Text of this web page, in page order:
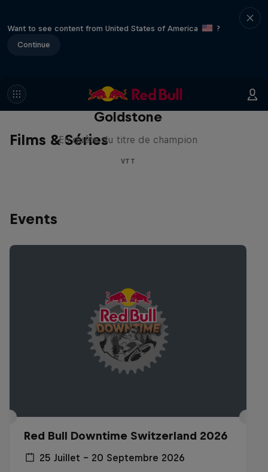
Want to see content from United States of America
?
Continue
Films & Séries
La recherche de la
milliseconde: Jackson
Goldstone
En quête du titre de champion
VTT
Events
Red Bull Downtime Switzerland 2026
25 Juillet – 20 Septembre 2026